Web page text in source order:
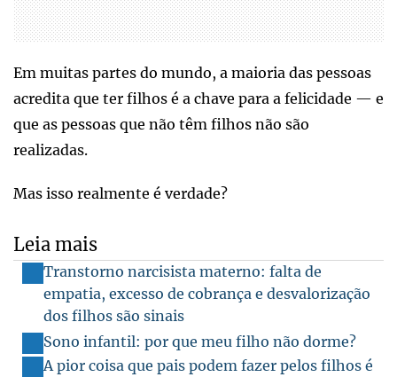
Em muitas partes do mundo, a maioria das pessoas
acredita que ter filhos é a chave para a felicidade — e
que as pessoas que não têm filhos não são
realizadas.
Mas isso realmente é verdade?
Leia mais
Transtorno narcisista materno: falta de
empatia, excesso de cobrança e desvalorização
dos filhos são sinais
Sono infantil: por que meu filho não dorme?
A pior coisa que pais podem fazer pelos filhos é